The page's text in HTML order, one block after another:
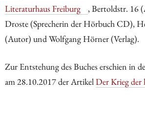
Literaturhaus Freiburg
, Bertoldstr. 16
Droste (Sprecherin der Hörbuch CD),
(Autor) und Wolfgang Hörner (Verlag).
Zur Entstehung des Buches erschien in
am 28.10.2017 der ArtikelDer Krieg der